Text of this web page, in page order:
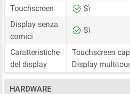
Touchscreen
Sì
Display senza
cornici
Sì
Caratteristiche
del display
Touchscreen
Display
HARDWARE